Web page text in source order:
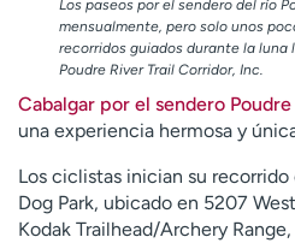
Los paseos por el sendero del río
mensualmente, pero solo unos
recorridos guiados durante la luna
Poudre River Trail Corridor, Inc.
Cabalgar por el sendero
una experiencia hermosa y
Los ciclistas inician su recorrido
Dog Park, ubicado en 5207
Kodak Trailhead/Archery